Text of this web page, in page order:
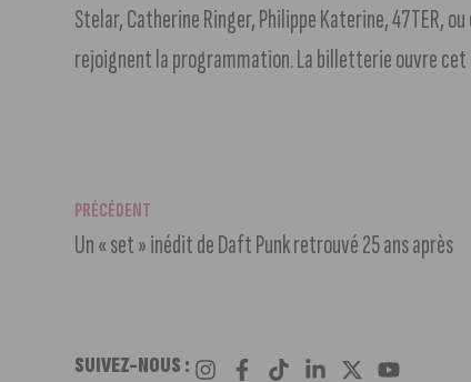
Stelar, Catherine Ringer, Philippe Katerine, 47TER,
rejoignent la programmation. La billetterie ouvre cet
PRÉCÉDENT
Un « set » inédit de Daft Punk retrouvé 25 ans après
SUIVEZ-NOUS :